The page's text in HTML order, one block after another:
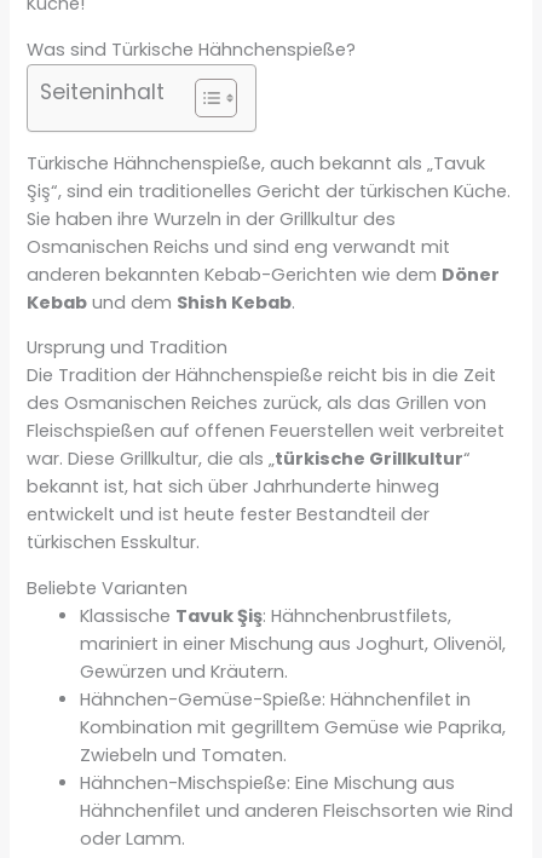
Was sind Türkische Hähnchenspieße?
Seiteninhalt
Türkische Hähnchenspieße, auch bekannt als „Tavuk
Şiş“, sind ein traditionelles Gericht der türkischen Küche.
Sie haben ihre Wurzeln in der Grillkultur des
Osmanischen Reichs und sind eng verwandt mit
anderen bekannten Kebab-Gerichten wie dem Döner
Kebab und dem Shish Kebab.
Ursprung und Tradition
Die Tradition der Hähnchenspieße reicht bis in die Zeit
des Osmanischen Reiches zurück, als das Grillen von
Fleischspießen auf offenen Feuerstellen weit verbreitet
war. Diese Grillkultur, die als „türkische Grillkultur“
bekannt ist, hat sich über Jahrhunderte hinweg
entwickelt und ist heute fester Bestandteil der
türkischen Esskultur.
Beliebte Varianten
Klassische Tavuk Şiş: Hähnchenbrustfilets,
mariniert in einer Mischung aus Joghurt, Olivenöl,
Gewürzen und Kräutern.
Hähnchen-Gemüse-Spieße: Hähnchenfilet in
Kombination mit gegrilltem Gemüse wie Paprika,
Zwiebeln und Tomaten.
Hähnchen-Mischspieße: Eine Mischung aus
Hähnchenfilet und anderen Fleischsorten wie Rind
oder Lamm.